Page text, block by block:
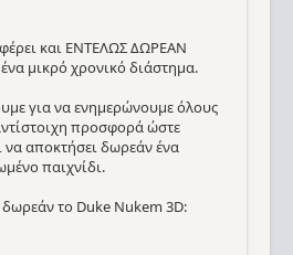
και ΕΝΤΕΛΩΣ ΔΩΡΕΑΝ
μικρό χρονικό διάστημα.
για να ενημερώνουμε όλους
προσφορά ώστε
να αποκτήσει δωρεάν ένα
παιχνίδι.
δωρεάν το Duke Nukem 3D: